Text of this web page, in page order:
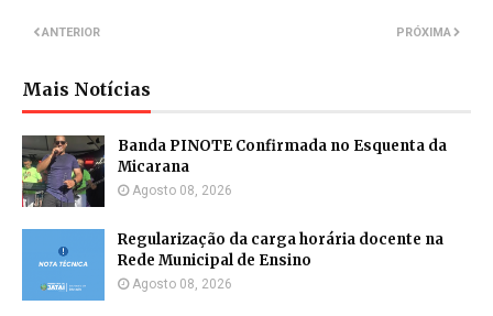
PRÓXIMA
ANTERIOR
Mais Notícias
Banda PINOTE Confirmada no Esquenta da
Micarana
Agosto 08, 2026
Regularização da carga horária docente na
Rede Municipal de Ensino
Agosto 08, 2026